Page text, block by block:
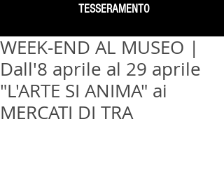
TESSERAMENTO
WEEK-END AL MUSEO |
Dall'8 aprile al 29 aprile
"L'ARTE SI ANIMA" ai
MERCATI DI TRA